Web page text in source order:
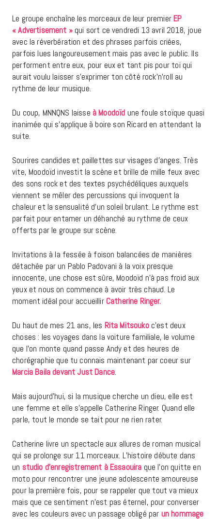
Le groupe enchaîne les morceaux de leur premier EP
« Advertisement » qui sort ce vendredi 13 avril 2018, joue
avec la réverbération et des phrases parfois criées,
parfois lues langoureusement mais pas avec le public. Ils
performent entre eux, pour eux et tant pis pour toi qui
aurait voulu laisser s’exprimer ton côté rock’n’roll au
rythme de leur musique.
Du coup, MNNQNS laisse à Moodoïd une foule stoïque quasi
inanimée qui s’applique à boire son Ricard en attendant la
suite.
Sourires candides et paillettes sur visages d’anges. Très
vite, Moodoïd investit la scène et brille de mille feux avec
des sons rock et des textes psychédéliques auxquels
viennent se mêler des percussions qui invoquent la
chaleur et la sensualité d’un soleil brulant. Le rythme est
parfait pour entamer un déhanché au rythme de ceux
offerts par le groupe sur scène.
Invitations à la fessée à foison balancées de manières
détachée par un Pablo Padovani à la voix presque
innocente, une chose est sûre, Moodoïd n’à pas froid aux
yeux et nous on commence à avoir très chaud. Le
moment idéal pour accueillirCatherine Ringer.
Du haut de mes 21 ans, les Rita Mitsoukoc’est deux
choses : les voyages dans la voiture familiale, le volume
que l’on monte quand passe Andy et des heures de
chorégraphie que tu connais maintenant par coeur sur
Marcia Baila devant Just Dance.
Mais aujourd’hui, si la musique cherche un dieu, elle est
une femme et elle s’appelle Catherine Ringer. Quand elle
parle, tout le monde se tait pour ne rien rater.
Catherine livre un spectacle aux allures de roman musical
qui se prolonge sur 11 morceaux. L’histoire débute dans
un studio d’enregistrement à Essaouira que l’on quitte en
moto pour rencontrer une jeune adolescente amoureuse
pour la première fois, pour se rappeler que tout va mieux
mais que ce sentiment n’est pas éternel, pour converser
avec les couleurs avec un passage obligé par un hommage